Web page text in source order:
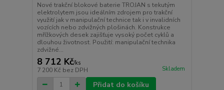
Nové trakční blokové baterie TROJAN s tekutým
elektrolytem jsou ideálním zdrojem pro trakční
využití jak v manipulační technice tak i v invalidních
vozících nebo zdvižných plošinách. Konstrukce
mřížkových desek zajišťuje vysoký počet cyklů a
dlouhou životnost. Použití: manipulační technika
zdvižné...
8 712 Kč/ks
7 200 Kč bez DPH Skladem
Přidat do košíku